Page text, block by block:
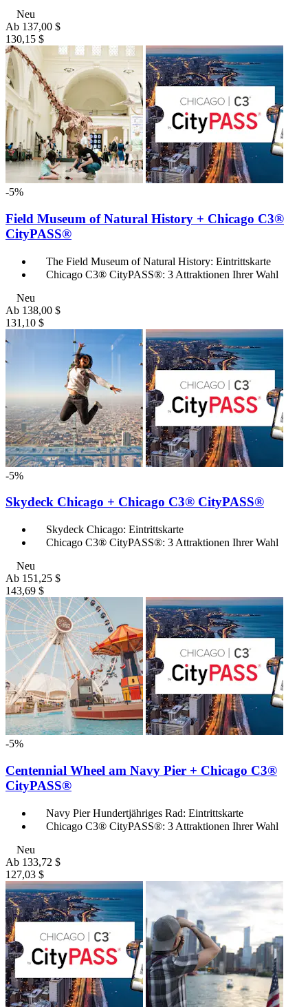
Neu
Ab 137,00 $
130,15 $
-5%
Field Museum of Natural History + Chicago C3®
CityPASS®
The Field Museum of Natural History: Eintrittskarte
Chicago C3® CityPASS®: 3 Attraktionen Ihrer Wahl
Neu
Ab 138,00 $
131,10 $
-5%
Skydeck Chicago + Chicago C3® CityPASS®
Skydeck Chicago: Eintrittskarte
Chicago C3® CityPASS®: 3 Attraktionen Ihrer Wahl
Neu
Ab 151,25 $
143,69 $
-5%
Centennial Wheel am Navy Pier + Chicago C3®
CityPASS®
Navy Pier Hundertjähriges Rad: Eintrittskarte
Chicago C3® CityPASS®: 3 Attraktionen Ihrer Wahl
Neu
Ab 133,72 $
127,03 $